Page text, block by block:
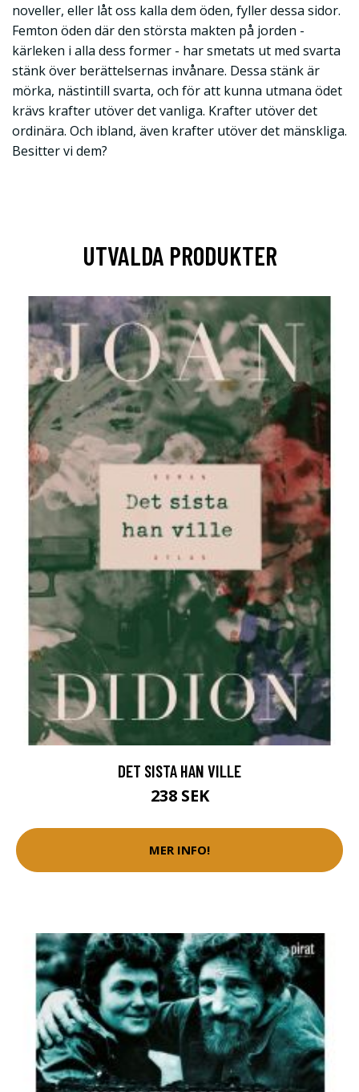
noveller, eller låt oss kalla dem öden, fyller dessa sidor.
Femton öden där den största makten på jorden -
kärleken i alla dess former - har smetats ut med svarta
stänk över berättelsernas invånare. Dessa stänk är
mörka, nästintill svarta, och för att kunna utmana ödet
krävs krafter utöver det vanliga. Krafter utöver det
ordinära. Och ibland, även krafter utöver det mänskliga.
Besitter vi dem?
UTVALDA PRODUKTER
DET SISTA HAN VILLE
238 SEK
MER INFO!